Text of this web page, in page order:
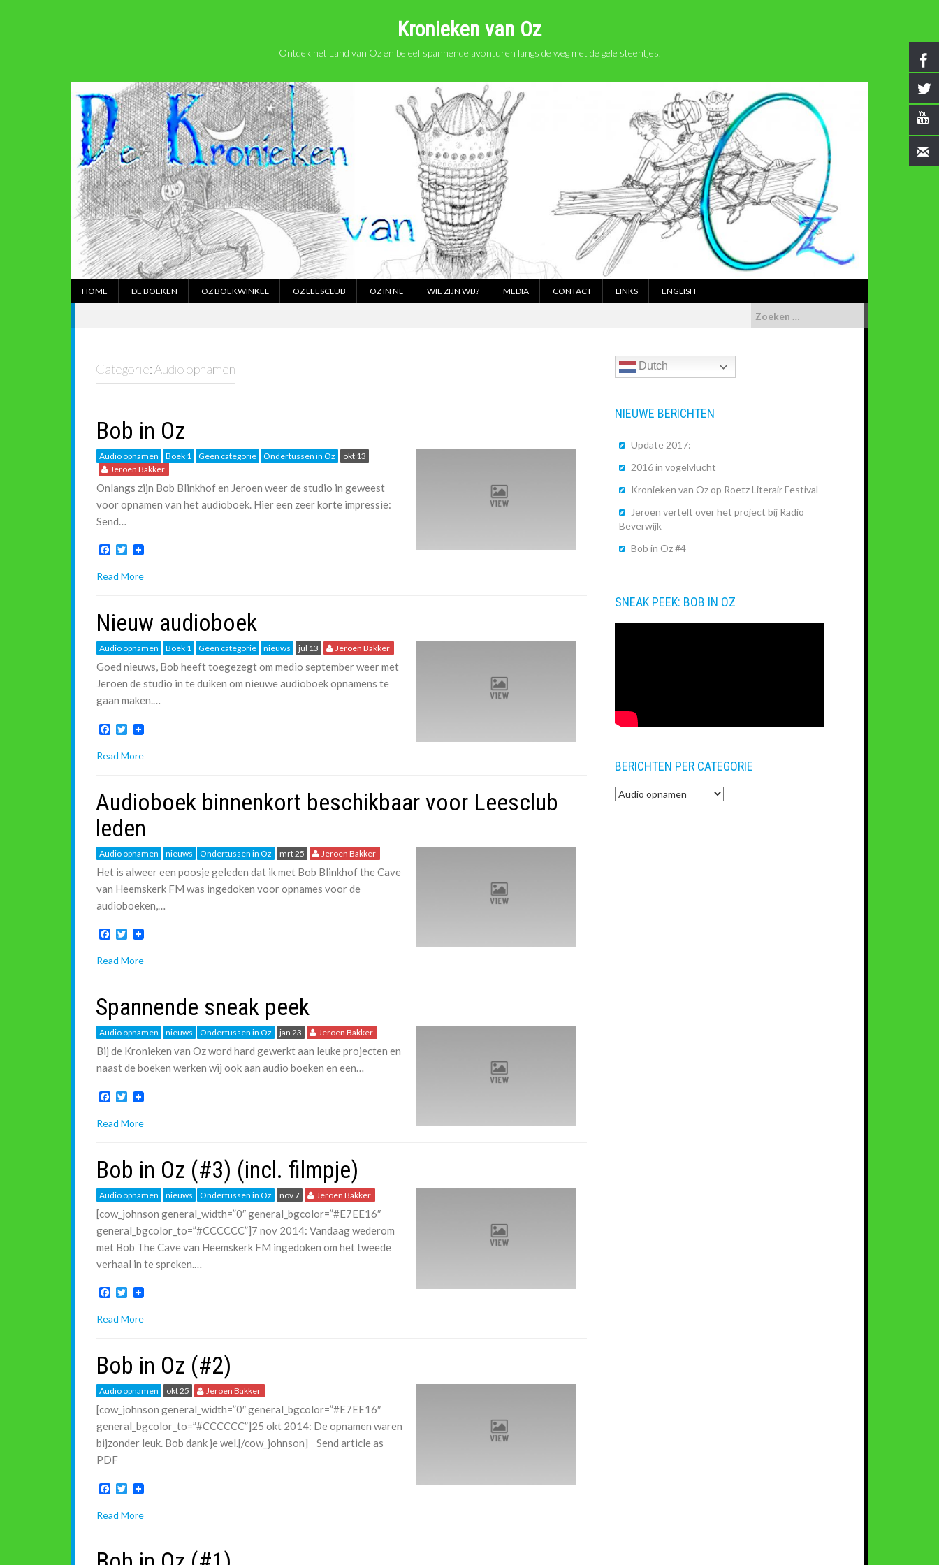
Kronieken van Oz
Ontdek het Land van Oz en beleef spannende avonturen langs de weg met de gele steentjes.
HOME DE BOEKEN OZ BOEKWINKEL OZ LEESCLUB OZ IN NL WIE ZIJN WIJ? MEDIA CONTACT LINKS ENGLISH
Categorie:Audio opnamen
Bob in Oz
Audio opnamen Boek 1 Geen categorie Ondertussen in Oz
okt 13
Jeroen Bakker
Onlangs zijn Bob Blinkhof en Jeroen weer de studio in geweest
voor opnamen van het audioboek. Hier een zeer korte impressie:
Send…
F
c
e
o
k
T
i
t
r
Read More
Nieuw audioboek
Audio opnamen Boek 1 Geen categorie nieuws jul 13 Jeroen Bakker
Goed nieuws, Bob heeft toegezegt om medio september weer met
Jeroen de studio in te duiken om nieuwe audioboek opnamens te
gaan maken.…
F
e
o
k
T
i
t
r
Read More
Audioboek binnenkort beschikbaar voor Leesclub
leden
Audio opnamen nieuws Ondertussen in Oz mrt 25 Jeroen Bakker
Het is alweer een poosje geleden dat ik met Bob Blinkhof the Cave
van Heemskerk FM was ingedoken voor opnames voor de
audioboeken,…
F
c
e
o
k
T
i
t
r
Read More
Spannende sneak peek
Audio opnamen nieuws Ondertussen in Oz jan 23 Jeroen Bakker
Bij de Kronieken van Oz word hard gewerkt aan leuke projecten en
naast de boeken werken wij ook aan audio boeken en een…
F
e
o
k
T
i
t
r
Read More
Bob in Oz (#3) (incl. filmpje)
Audio opnamen nieuws Ondertussen in Oz nov 7 Jeroen Bakker
[cow_johnson general_width=”0″ general_bgcolor=”#E7EE16″
general_bgcolor_to=”#CCCCCC”]7 nov 2014: Vandaag wederom
met Bob The Cave van Heemskerk FM ingedoken om het tweede
verhaal in te spreken.…
F
c
e
o
k
T
i
t
r
Read More
Bob in Oz (#2)
Audio opnamen okt 25 Jeroen Bakker
[cow_johnson general_width=”0″ general_bgcolor=”#E7EE16″
general_bgcolor_to=”#CCCCCC”]25 okt 2014: De opnamen waren
bijzonder leuk. Bob dank je wel.[/cow_johnson] Send article as
PDF
F
e
o
T
i
t
r
Read More
Dutch
NIEUWE BERICHTEN
Update 2017:
2016 in vogelvlucht
Kronieken van Oz op Roetz Literair Festival
Jeroen vertelt over het project bij Radio
Beverwijk
Bob in Oz #4
SNEAK PEEK: BOB IN OZ
BERICHTEN PER CATEGORIE